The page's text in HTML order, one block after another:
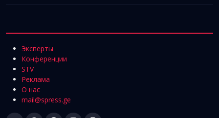
Эксперты
Конференции
STV
Реклама
О нас
mail@spress.ge